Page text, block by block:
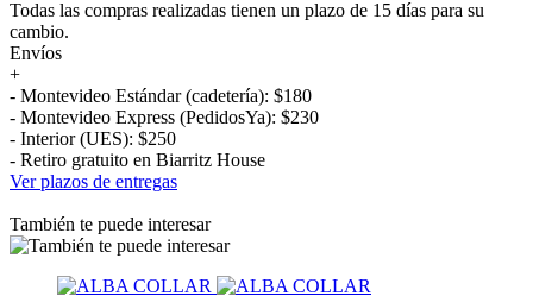
Todas las compras realizadas tienen un plazo de 15 días para su
cambio.
Envíos
+
- Montevideo Estándar (cadetería): $180
- Montevideo Express (PedidosYa): $230
- Interior (UES): $250
- Retiro gratuito en Biarritz House
Ver plazos de entregas
También te puede interesar